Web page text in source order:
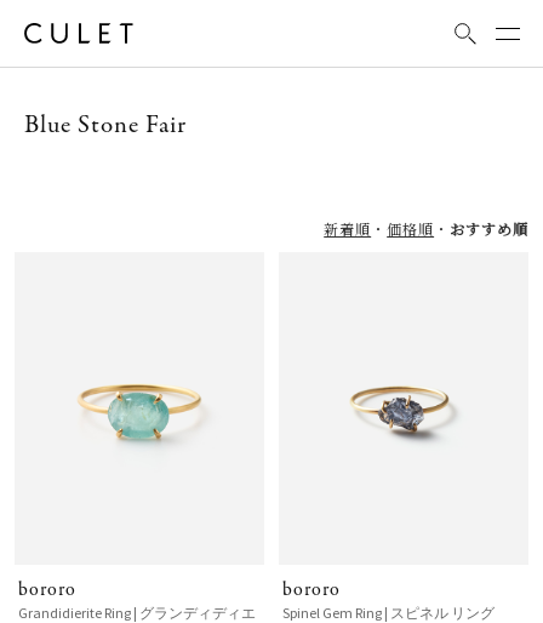
Blue Stone Fair
新着順 価格順 おすすめ順
bororo
Grandidierite Ring | グランディディエ
bororo
Spinel Gem Ring | スピネル リング